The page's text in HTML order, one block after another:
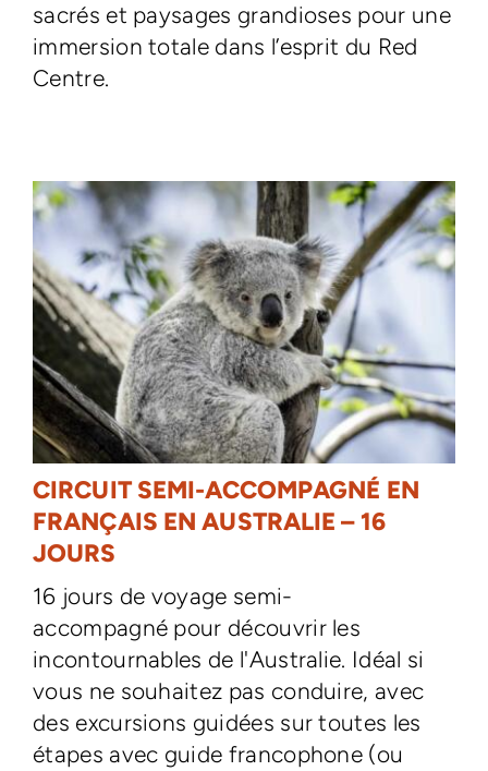
sacrés et paysages grandioses pour une
immersion totale dans l’esprit du Red
Centre.
CIRCUIT SEMI-ACCOMPAGNÉ EN
FRANÇAIS EN AUSTRALIE – 16
JOURS
16 jours de voyage semi-
accompagné pour découvrir les
incontournables de l'Australie. Idéal si
vous ne souhaitez pas conduire, avec
des excursions guidées sur toutes les
étapes avec guide francophone (ou